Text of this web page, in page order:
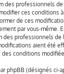
des professionnels
ces conditions
de ces
par vous-même.
des professionnels
aient été
conditions
phpBB (désignés ci-